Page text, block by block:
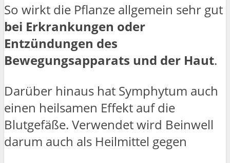
So wirkt die Pflanze allgemein sehr gut
bei Erkrankungen oder
Entzündungen des
Bewegungsapparats und der Haut.
Darüber hinaus hat Symphytum auch
einen heilsamen Effekt auf die
Blutgefäße. Verwendet wird Beinwell
darum auch als Heilmittel gegen